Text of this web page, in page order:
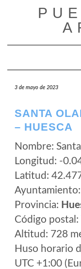
3 de mayo de 2023
SANTA
– HUESCA
Nombre:
Longitud: -
Latitud:
Ayuntamiento:
Provincia:
Código postal:
Altitud: 728
Huso horario
UTC +1:00